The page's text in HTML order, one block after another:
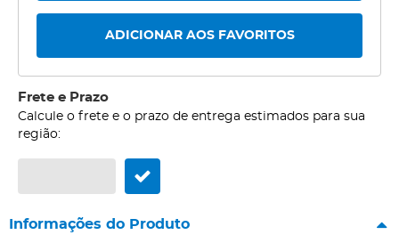
ADICIONAR AOS FAVORITOS
Frete e Prazo
Calcule o frete e o prazo de entrega estimados para sua
região:
Informações do Produto